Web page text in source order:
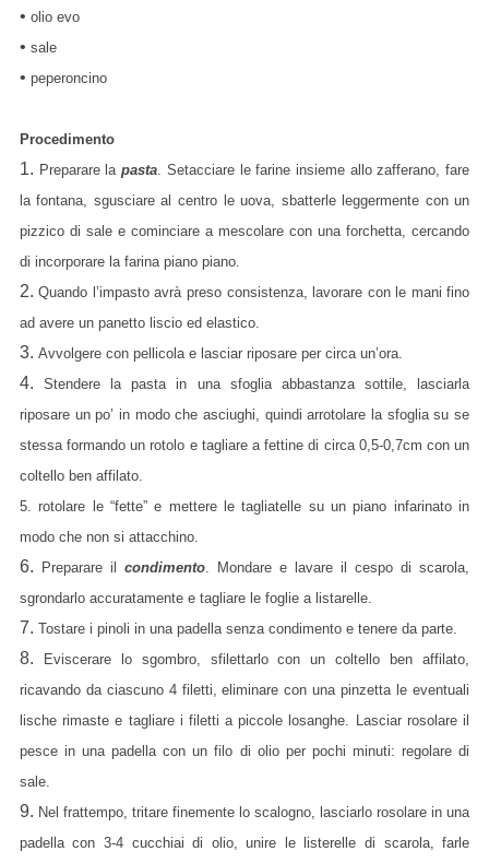
• olio evo
• sale
• peperoncino
Procedimento
1. Preparare lapasta. Setacciare le farine insieme allo zafferano, fare
la fontana, sgusciare al centro le uova, sbatterle leggermente con un
pizzico di sale e cominciare a mescolare con una forchetta, cercando
di incorporare la farina piano piano.
2.Quando l’impasto avrà preso consistenza, lavorare con le mani fino
ad avere un panetto liscio ed elastico.
3. Avvolgere con pellicola e lasciar riposare per circa un’ora.
4.Stendere la pasta in una sfoglia abbastanza sottile, lasciarla
riposare un po’ in modo che asciughi, quindi arrotolare la sfoglia su se
stessa formando un rotolo e tagliare a fettine di circa 0,5-0,7cm con un
coltello ben affilato.
5. rotolare le “fette” e mettere le tagliatelle su un piano infarinato in
modo che non si attacchino.
6. Preparare il condimento.
Mondare e lavare il cespo di scarola,
sgrondarlo accuratamente e tagliare le foglie a listarelle.
7. Tostare i pinoli in una padella senza condimento e tenere da parte.
8.
Eviscerare lo sgombro, sfilettarlo con un coltello ben affilato,
ricavando da ciascuno 4 filetti, eliminare con una pinzetta le eventuali
lische rimaste e tagliare i filetti a piccole losanghe. Lasciar rosolare il
pesce in una padella con un filo di olio per pochi minuti: regolare di
sale.
9. Nel frattempo, tritare finemente lo scalogno, lasciarlo rosolare in una
padella con 3-4 cucchiai di olio, unire le listerelle di scarola, farle